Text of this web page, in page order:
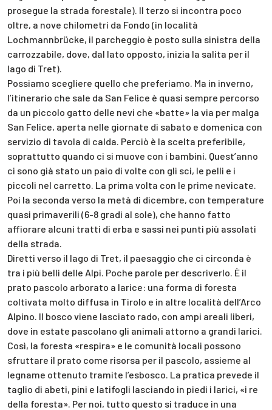
prosegue la strada forestale). Il terzo si incontra poco
oltre, a nove chilometri da Fondo (in località
Lochmannbrücke, il parcheggio è posto sulla sinistra della
carrozzabile, dove, dal lato opposto, inizia la salita per il
lago di Tret).
Possiamo scegliere quello che preferiamo. Ma in inverno,
l’itinerario che sale da San Felice è quasi sempre percorso
da un piccolo gatto delle nevi che «batte» la via per malga
San Felice, aperta nelle giornate di sabato e domenica con
servizio di tavola di calda. Perciò è la scelta preferibile,
soprattutto quando ci si muove con i bambini. Quest’anno
ci sono già stato un paio di volte con gli sci, le pelli e i
piccoli nel carretto. La prima volta con le prime nevicate.
Poi la seconda verso la metà di dicembre, con temperature
quasi primaverili (6-8 gradi al sole), che hanno fatto
affiorare alcuni tratti di erba e sassi nei punti più assolati
della strada.
Diretti verso il lago di Tret, il paesaggio che ci circonda è
tra i più belli delle Alpi. Poche parole per descriverlo. È il
prato pascolo arborato a larice: una forma di foresta
coltivata molto diffusa in Tirolo e in altre località dell’Arco
Alpino. Il bosco viene lasciato rado, con ampi areali liberi,
dove in estate pascolano gli animali attorno a grandi larici.
Così, la foresta «respira» e le comunità locali possono
sfruttare il prato come risorsa per il pascolo, assieme al
legname ottenuto tramite l’esbosco. La pratica prevede il
taglio di abeti, pini e latifogli lasciando in piedi i larici, «i re
della foresta». Per noi, tutto questo si traduce in una